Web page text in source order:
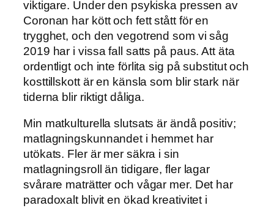
viktigare. Under den psykiska pressen av
Coronan har kött och fett stått för en
trygghet, och den vegotrend som vi såg
2019 har i vissa fall satts på paus. Att äta
ordentligt och inte förlita sig på substitut och
kosttillskott är en känsla som blir stark när
tiderna blir riktigt dåliga.
Min matkulturella slutsats är ändå positiv;
matlagningskunnandet i hemmet har
utökats. Fler är mer säkra i sin
matlagningsroll än tidigare, fler lagar
svårare maträtter och vågar mer. Det har
paradoxalt blivit en ökad kreativitet i